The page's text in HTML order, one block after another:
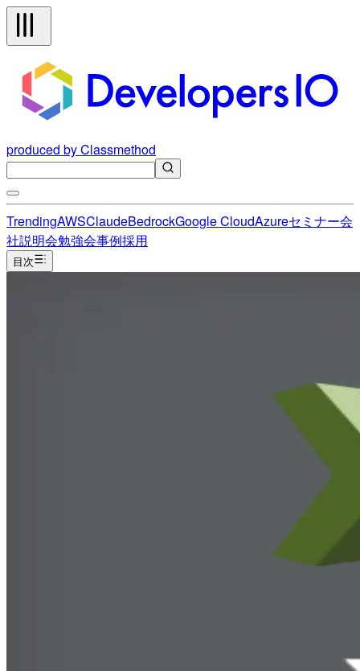
produced by Classmethod
TrendingAWSClaudeBedrockGoogle CloudAzureセミナー会
社説明会勉強会事例採用
目次